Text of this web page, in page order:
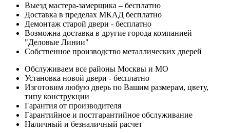
Выезд мастера-замерщика – бесплатно
Доставка в пределах МКАД бесплатно
Демонтаж старой двери - бесплатно
Возможна доставка в другие города компанией
"Деловые Линии"
Собственное производство металлических дверей
Обслуживаем все районы Москвы и МО
Установка новой двери - бесплатно
Изготовим любую дверь по Вашим размерам, цвету,
типу конструкции
Гарантия от производителя
Гарантийное и постгарантийное обслуживание
Наличный и безналичный расчет